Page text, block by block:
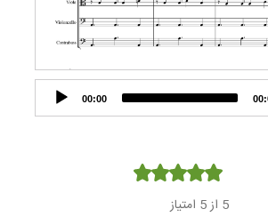
00:00
5 از 5 امتیاز